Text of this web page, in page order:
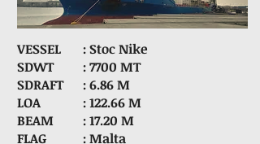
VESSEL
SDWT
SDRAFT
LOA
BEAM
FLAG
: Stoc Nike
: 7700 MT
: 6.86 M
: 122.66 M
: 17.20 M
: Malta